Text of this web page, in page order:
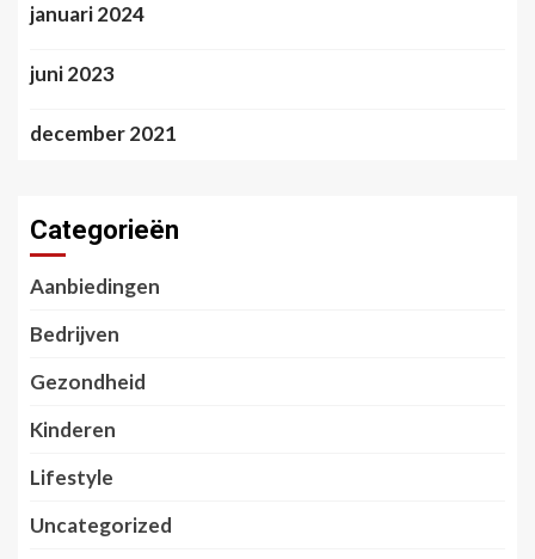
januari 2024
juni 2023
december 2021
Categorieën
Aanbiedingen
Bedrijven
Gezondheid
Kinderen
Lifestyle
Uncategorized